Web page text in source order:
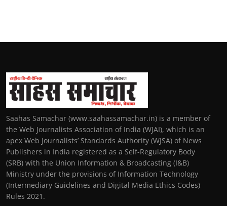
Saahas Samachar (www.saahassamachar.in) is a member of
the Web Journalists Association of India (WJAI), which is an
apex Web Journalists’ Standards Authority (WJSA) of News
Publishers in India registered as a Self-Regulatory Body
(SRB) with the Union Information & Broadcasting (I&B)
Ministry under the provisions of Information Technology
(Intermediary Guidelines and Digital Media Ethics Codes)
Rules 2021.